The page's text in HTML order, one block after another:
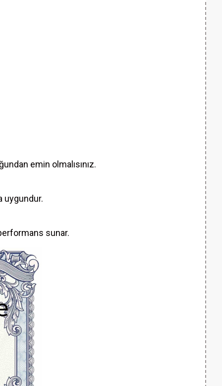
emin olmalısınız.
uygundur.
sunar.